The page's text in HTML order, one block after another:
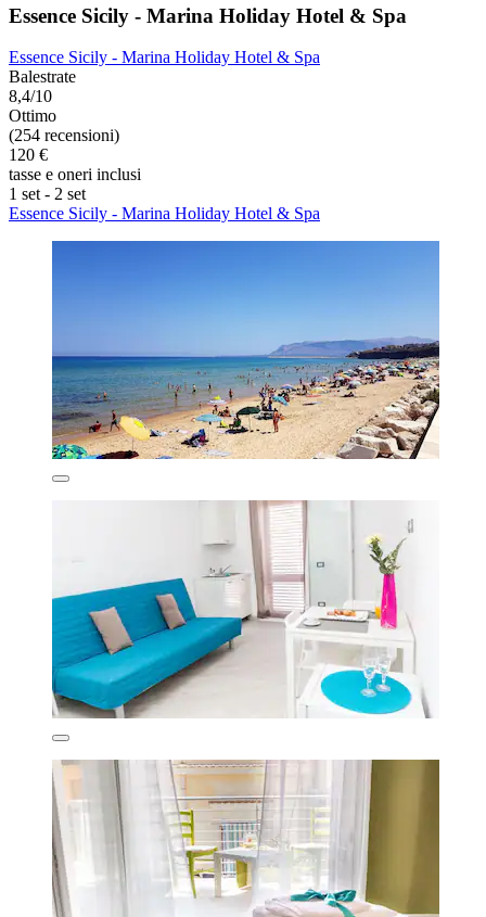
Essence Sicily - Marina Holiday Hotel & Spa
Essence Sicily - Marina Holiday Hotel & Spa
Balestrate
8,4/10
Ottimo
(254 recensioni)
120 €
tasse e oneri inclusi
1 set - 2 set
Essence Sicily - Marina Holiday Hotel & Spa